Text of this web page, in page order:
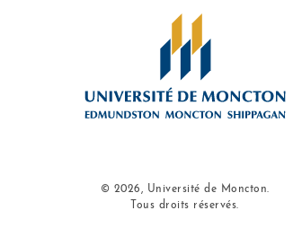
© 2026, Université de Moncton.
Tous droits réservés.